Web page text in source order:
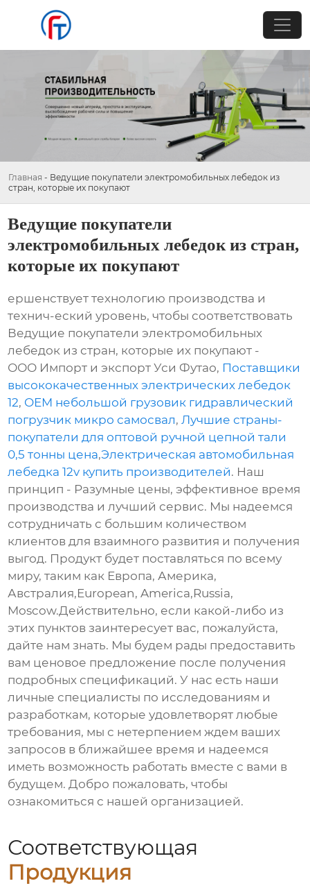
Главная - Ведущие покупатели электромобильных лебедок из
стран, которые их покупают
Ведущие покупатели
электромобильных лебедок из стран,
которые их покупают
ершенствует технологию производства и
технич-еский уровень, чтобы соответствовать
Ведущие покупатели электромобильных
лебедок из стран, которые их покупают -
ООО Импорт и экспорт Уси Футао, Поставщики
высококачественных электрических лебедок
12, OEM небольшой грузовик гидравлический
погрузчик микро самосвал, Лучшие страны-
покупатели для оптовой ручной цепной тали
0,5 тонны цена,Электрическая автомобильная
лебедка 12v купить производителей. Наш
принцип - Разумные цены, эффективное время
производства и лучший сервис. Мы надеемся
сотрудничать с большим количеством
клиентов для взаимного развития и получения
выгод. Продукт будет поставляться по всему
миру, таким как Европа, Америка,
Австралия,European, America,Russia,
Moscow.Действительно, если какой-либо из
этих пунктов заинтересует вас, пожалуйста,
дайте нам знать. Мы будем рады предоставить
вам ценовое предложение после получения
подробных спецификаций. У нас есть наши
личные специалисты по исследованиям и
разработкам, которые удовлетворят любые
требования, мы с нетерпением ждем ваших
запросов в ближайшее время и надеемся
иметь возможность работать вместе с вами в
будущем. Добро пожаловать, чтобы
ознакомиться с нашей организацией.
Соответствующая
Продукция